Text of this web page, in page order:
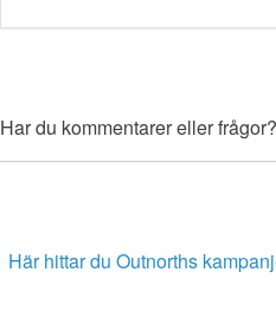
Har du kommentarer eller
Här hittar du Outnorths